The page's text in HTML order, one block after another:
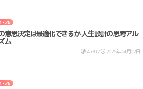
・SNS
意思決定は最適化できるか 人生設計の思考アル
ム
4570 / 2026年04月02日
・SNS